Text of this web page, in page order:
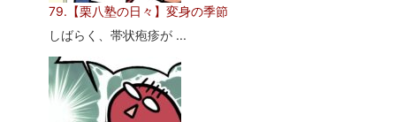
79.【栗八塾の日々】変身の季節
しばらく、帯状疱疹が ...